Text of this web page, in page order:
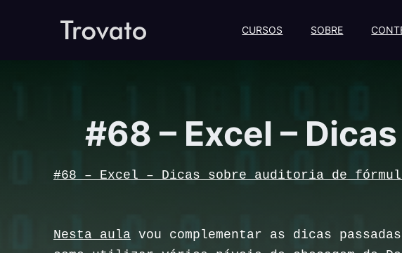
CURSOS SOBRE
#68 – Excel –
#68 – Excel – Dicas sobre auditoria de
Nesta aula vou complementar as dicas